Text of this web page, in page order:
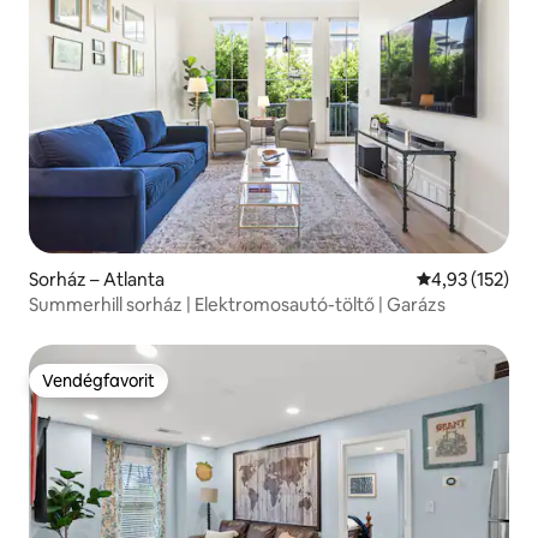
Sorház – Atlanta Átlagos
4,93 (152)
Summerhill sorház | Elektromosautó-töltő | Garázs
Vendégfavorit
Vendégfavorit